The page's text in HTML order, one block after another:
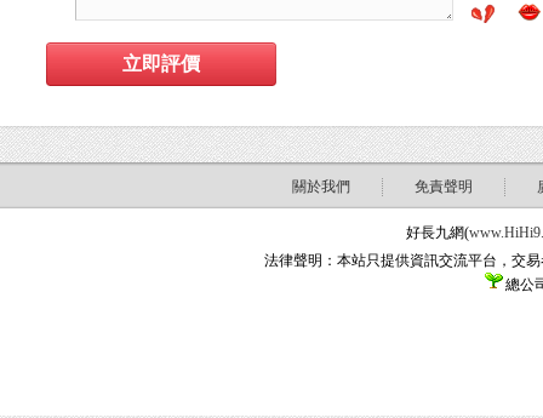
關於我們 免責聲明
好長九網(
法律聲明：本站只提供資訊交流平台，交
總公